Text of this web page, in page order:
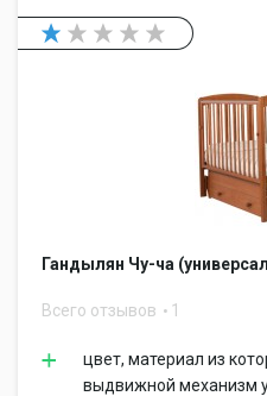
Гандылян Чу-ча
Всего отзывов 1
цвет, материал из
выдвижной механизм